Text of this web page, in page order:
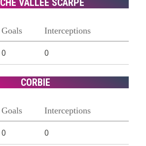
VALLEE SCARPE
Goals Interceptions
0 0
CORBIE
Goals Interceptions
0 0